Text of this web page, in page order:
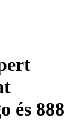
és 888